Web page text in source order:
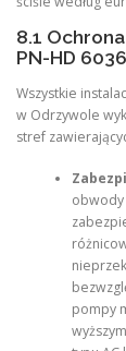
8.1
PN-HD
Wszystkie
w Odrzywole
stref
pompy